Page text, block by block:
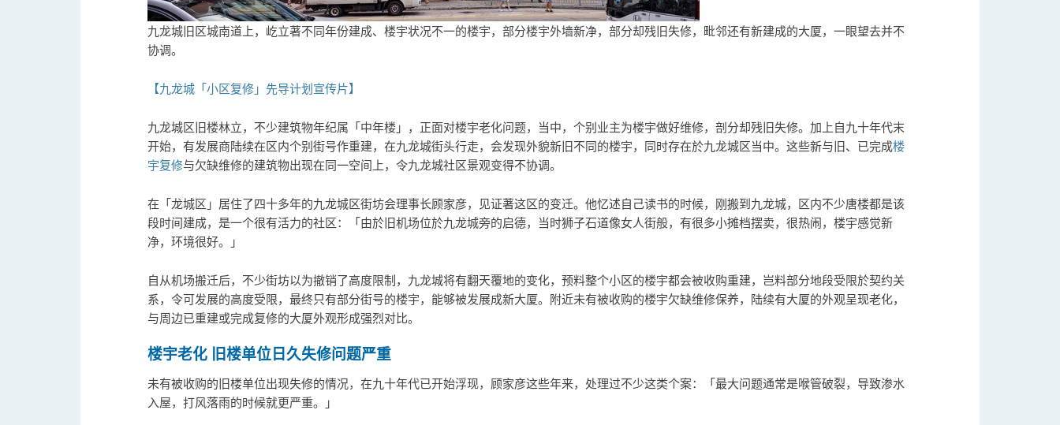
九龙城旧区城南道上，屹立著不同年份建成、楼宇状况不一的楼宇，部分楼宇外墙新净，部分却残旧失修，毗邻还有新建成的大厦，一眼望去并不
协调。
【九龙城「小区复修」先导计划宣传片】
九龙城区旧楼林立，不少建筑物年纪属「中年楼」，正面对楼宇老化问题，当中，个别业主为楼宇做好维修，剖分却残旧失修。加上自九十年代末
开始，有发展商陆续在区内个别街号作重建，在九龙城街头行走，会发现外貌新旧不同的楼宇，同时存在於九龙城区当中。这些新与旧、已完成楼
宇复修与欠缺维修的建筑物出现在同一空间上，令九龙城社区景观变得不协调。
在「龙城区」居住了四十多年的九龙城区街坊会理事长顾家彦，见证著这区的变迁。他忆述自己读书的时候，刚搬到九龙城，区内不少唐楼都是该
段时间建成，是一个很有活力的社区：「由於旧机场位於九龙城旁的启德，当时狮子石道像女人街般，有很多小摊档摆卖，很热闹，楼宇感觉新
净，环境很好。」
自从机场搬迁后，不少街坊以为撤销了高度限制，九龙城将有翻天覆地的变化，预料整个小区的楼宇都会被收购重建，岂料部分地段受限於契约关
系，令可发展的高度受限，最终只有部分街号的楼宇，能够被发展成新大厦。附近未有被收购的楼宇欠缺维修保养，陆续有大厦的外观呈现老化，
与周边已重建或完成复修的大厦外观形成强烈对比。
楼宇老化 旧楼单位日久失修问题严重
未有被收购的旧楼单位出现失修的情况，在九十年代已开始浮现，顾家彦这些年来，处理过不少这类个案：「最大问题通常是喉管破裂，导致渗水
入屋，打风落雨的时候就更严重。」